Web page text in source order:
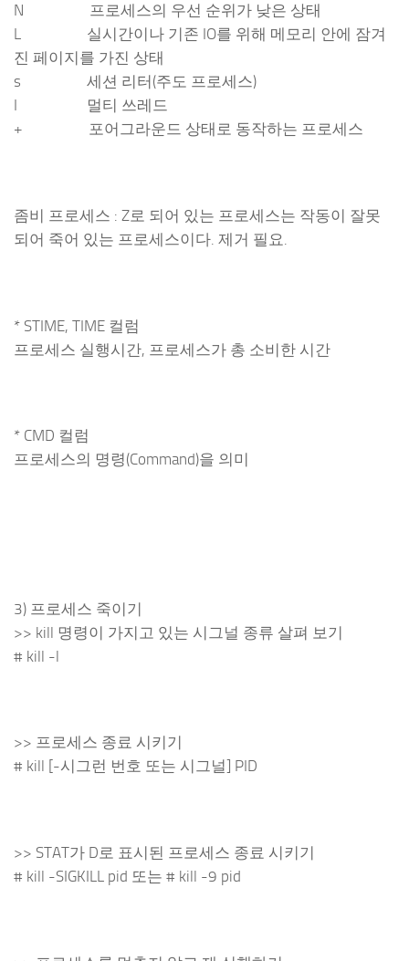
N 프로세스의 우선 순위가 낮은 상태
L 실시간이나 기존 IO를 위해 메모리 안에 잠겨
진 페이지를 가진 상태
s 세션 리터(주도 프로세스)
I 멀티 쓰레드
+ 포어그라운드 상태로 동작하는 프로세스
좀비 프로세스 : Z로 되어 있는 프로세스는 작동이 잘못
되어 죽어 있는 프로세스이다. 제거 필요.
* STIME, TIME 컬럼
프로세스 실행시간, 프로세스가 총 소비한 시간
* CMD 컬럼
프로세스의 명령(Command)을 의미
3) 프로세스 죽이기
>> kill 명령이 가지고 있는 시그널 종류 살펴 보기
# kill -l
>> 프로세스 종료 시키기
# kill [-시그런 번호 또는 시그널] PID
>> STAT가 D로 표시된 프로세스 종료 시키기
# kill -SIGKILL pid 또는 # kill -9 pid